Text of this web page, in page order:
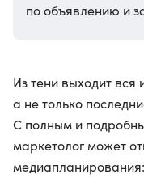
по объявлению и
Из тени выходит вся
а не только
С полным и
маркетолог может